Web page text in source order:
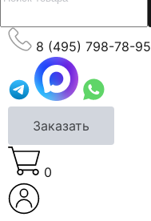
8 (495) 798-78-95
Заказать
0